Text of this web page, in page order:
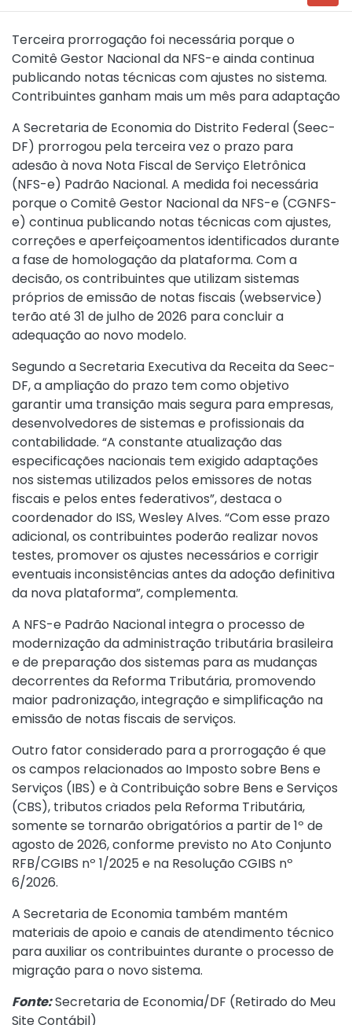
Terceira prorrogação foi necessária porque o
Comitê Gestor Nacional da NFS-e ainda continua
publicando notas técnicas com ajustes no sistema.
Contribuintes ganham mais um mês para adaptação
A Secretaria de Economia do Distrito Federal (Seec-
DF) prorrogou pela terceira vez o prazo para
adesão à nova Nota Fiscal de Serviço Eletrônica
(NFS-e) Padrão Nacional. A medida foi necessária
porque o Comitê Gestor Nacional da NFS-e (CGNFS-
e) continua publicando notas técnicas com ajustes,
correções e aperfeiçoamentos identificados durante
a fase de homologação da plataforma. Com a
decisão, os contribuintes que utilizam sistemas
próprios de emissão de notas fiscais (webservice)
terão até 31 de julho de 2026 para concluir a
adequação ao novo modelo.
Segundo a Secretaria Executiva da Receita da Seec-
DF, a ampliação do prazo tem como objetivo
garantir uma transição mais segura para empresas,
desenvolvedores de sistemas e profissionais da
contabilidade. “A constante atualização das
especificações nacionais tem exigido adaptações
nos sistemas utilizados pelos emissores de notas
fiscais e pelos entes federativos”, destaca o
coordenador do ISS, Wesley Alves. “Com esse prazo
adicional, os contribuintes poderão realizar novos
testes, promover os ajustes necessários e corrigir
eventuais inconsistências antes da adoção definitiva
da nova plataforma”, complementa.
A NFS-e Padrão Nacional integra o processo de
modernização da administração tributária brasileira
e de preparação dos sistemas para as mudanças
decorrentes da Reforma Tributária, promovendo
maior padronização, integração e simplificação na
emissão de notas fiscais de serviços.
Outro fator considerado para a prorrogação é que
os campos relacionados ao Imposto sobre Bens e
Serviços (IBS) e à Contribuição sobre Bens e Serviços
(CBS), tributos criados pela Reforma Tributária,
somente se tornarão obrigatórios a partir de 1º de
agosto de 2026, conforme previsto no Ato Conjunto
RFB/CGIBS nº 1/2025 e na Resolução CGIBS nº
6/2026.
A Secretaria de Economia também mantém
materiais de apoio e canais de atendimento técnico
para auxiliar os contribuintes durante o processo de
migração para o novo sistema.
Fonte:Secretaria de Economia/DF (Retirado do Meu
Site Contábil)